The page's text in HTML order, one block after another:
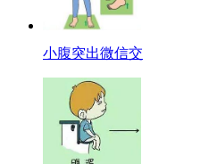
小腹突出微信交